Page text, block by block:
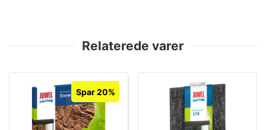
Relaterede varer
Spar 20%